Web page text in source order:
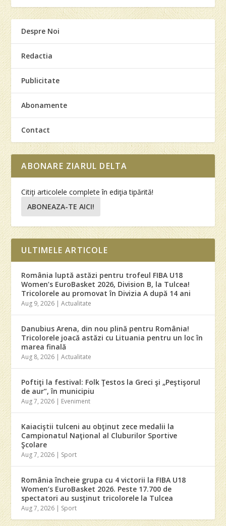
Despre Noi
Redactia
Publicitate
Abonamente
Contact
ABONARE ZIARUL DELTA
Citiţi articolele complete în ediţia tipărită!
ABONEAZA-TE AICI!
ULTIMELE ARTICOLE
România luptă astăzi pentru trofeul FIBA U18
Women’s EuroBasket 2026, Division B, la Tulcea!
Tricolorele au promovat în Divizia A după 14 ani
Aug 9, 2026 |Actualitate
Danubius Arena, din nou plină pentru România!
Tricolorele joacă astăzi cu Lituania pentru un loc în
marea finală
Aug 8, 2026 |Actualitate
Poftiţi la festival: Folk Ţestos la Greci şi „Peştişorul
de aur”, în municipiu
Aug 7, 2026 | Eveniment
Kaiaciştii tulceni au obţinut zece medalii la
Campionatul Naţional al Cluburilor Sportive
Şcolare
Aug 7, 2026 | Sport
România încheie grupa cu 4 victorii la FIBA U18
Women’s EuroBasket 2026. Peste 17.700 de
spectatori au susţinut tricolorele la Tulcea
Aug 7, 2026 | Sport